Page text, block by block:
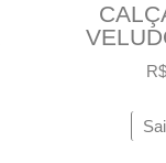
R$